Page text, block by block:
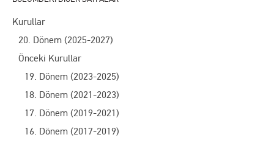
Kurullar
20. Dönem (2025-2027)
Önceki Kurullar
19. Dönem (2023-2025)
18. Dönem (2021-2023)
17. Dönem (2019-2021)
16. Dönem (2017-2019)